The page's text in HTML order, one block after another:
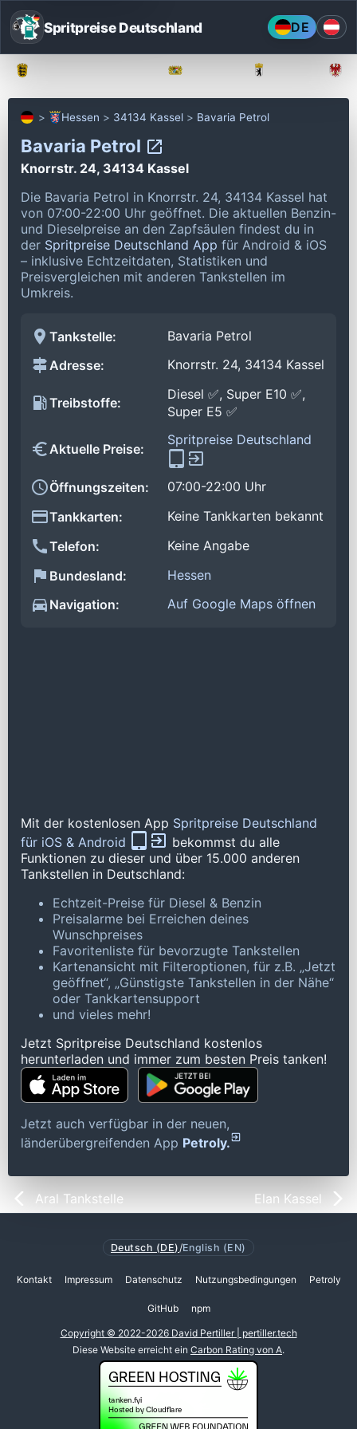
Spritpreise Deutschland DE
Hessen 34134 Kassel Bavaria Petrol
Bavaria Petrol
Knorrstr. 24, 34134 Kassel
Die Bavaria Petrol in Knorrstr. 24, 34134 Kassel hat
von 07:00-22:00 Uhr geöffnet. Die aktuellen Benzin-
und Dieselpreise an den Zapfsäulen findest du in
der Spritpreise Deutschland App für Android & iOS
– inklusive Echtzeitdaten, Statistiken und
Preisvergleichen mit anderen Tankstellen im
Umkreis.
Tankstelle:
Bavaria Petrol
Adresse:
Knorrstr. 24, 34134 Kassel
Treibstoffe:
Diesel ✅, Super E10 ✅,
Super E5 ✅
Aktuelle Preise:
Spritpreise Deutschland
Öffnungszeiten:
07:00-22:00 Uhr
Tankkarten:
Keine Tankkarten bekannt
Telefon:
Keine Angabe
Bundesland:
Hessen
Navigation:
Auf Google Maps öffnen
Mit der kostenlosen App Spritpreise Deutschland
für iOS & Android
bekommst du alle
Funktionen zu dieser und über 15.000 anderen
Tankstellen in Deutschland:
Echtzeit-Preise für Diesel & Benzin
Preisalarme bei Erreichen deines
Wunschpreises
Favoritenliste für bevorzugte Tankstellen
Kartenansicht mit Filteroptionen, für z.B. „Jetzt
geöffnet“, „Günstigste Tankstellen in der Nähe“
oder Tankkartensupport
und vieles mehr!
Jetzt Spritpreise Deutschland kostenlos
herunterladen und immer zum besten Preis tanken!
Jetzt auch verfügbar in der neuen,
länderübergreifenden App Petroly.
Aral Tankstelle Elan Kassel
Deutsch (DE) /English (EN)
Kontakt Impressum Datenschutz Nutzungsbedingungen Petroly
GitHub npm
Copyright © 2022-2026 David Pertiller | pertiller.tech
Diese Website erreicht ein Carbon Rating von A.